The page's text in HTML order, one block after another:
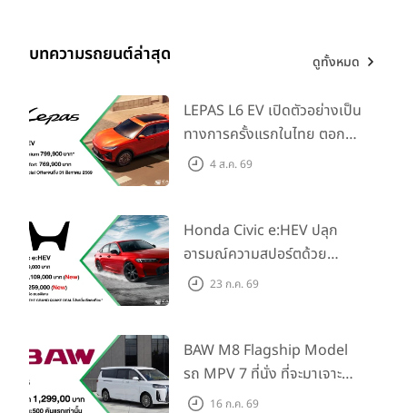
บทความรถยนต์ล่าสุด ดูทั้งหมด
LEPAS L6 EV เปิดตัวอย่างเป็น
ทางการครั้งแรกในไทย ตอกย้ำ
วิสัยทัศน์ “Drive Your
4 ส.ค. 69
Honda Civic e:HEV ปลุก
อารมณ์ความสปอร์ตด้วย
Honda S+ Shift ครั้งแรกใน
Traffic Monitor เพียงจอง
ภายใน 31 ก.ค. 2569 รับบัตร
น้ำมันมูลค่า 10,000 บาท
23 ก.ค. 69
BAW M8 Flagship Model
รถ MPV 7 ที่นั่ง ที่จะมาเจาะ
ตลาดครอบครัวและองค์กรยุค
16 ก.ค. 69